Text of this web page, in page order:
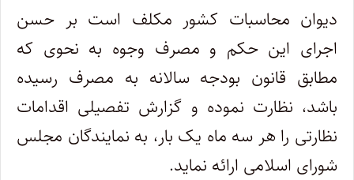
دیوان محاسبات کشور مکلف است بر حسن
اجرای این حکم و مصرف وجوه به نحوی که
مطابق قانون بودجه سالانه به مصرف رسیده
باشد، نظارت نموده و گزارش تفصیلی اقدامات
نظارتی را هر سه ماه یک بار، به نمایندگان مجلس
شورای اسلامی ارائه نماید.